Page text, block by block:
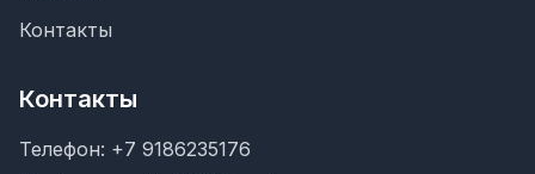
Контакты
Контакты
Телефон: +7 9186235176